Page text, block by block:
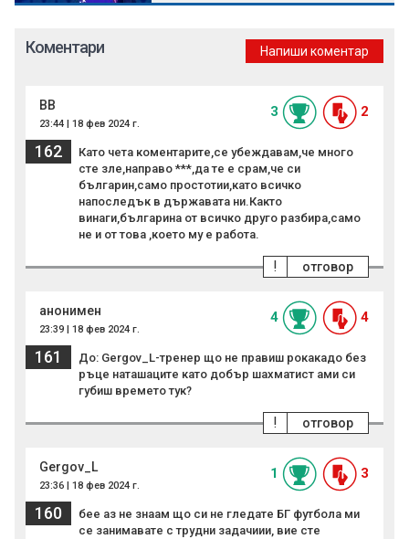
Коментари Напиши коментар
BB
23:44 | 18 фев 2024 г.
3 2
162
Като чета коментарите,се убеждавам,че много
сте зле,направо ***,да те е срам,че си
българин,само простотии,като всичко
напоследък в държавата ни.Както
винаги,българина от всичко друго разбира,само
не и от това ,което му е работа.
отговор
!
анонимен
23:39 | 18 фев 2024 г.
4 4
161
До: Gergov_L-тренер що не правиш рокакадо без
ръце наташаците като добър шахматист ами си
губиш времето тук?
отговор
!
Gergov_L
23:36 | 18 фев 2024 г.
1 3
160
бее аз не знаам що си не гледате БГ футбола ми
се занимавате с трудни задачиии, вие сте